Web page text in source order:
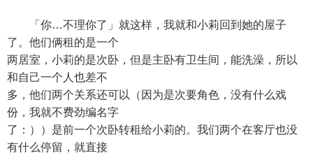
「你…不理你了」就这样，我就和小莉回到她的屋子
了。他们俩租的是一个
两居室，小莉的是次卧，但是主卧有卫生间，能洗澡，所以
和自己一个人也差不
多，他们两个关系还可以（因为是次要角色，没有什么戏
份，我就不费劲编名字
了：））是前一个次卧转租给小莉的。我们两个在客厅也没
有什么停留，就直接